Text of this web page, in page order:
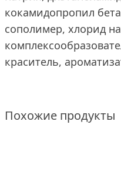
кокамидопропил
сополимер, хлорид
краситель,
Похожие продукты